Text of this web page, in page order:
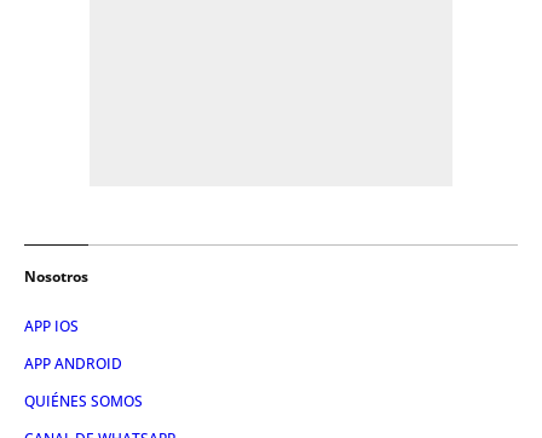
Nosotros
APP IOS
APP ANDROID
QUIÉNES SOMOS